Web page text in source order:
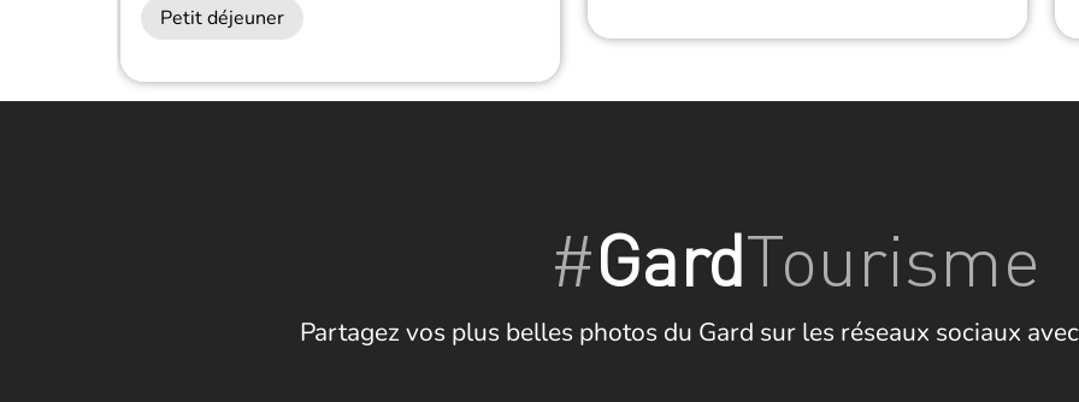
Petit déjeuner
#GardTourisme
Partagez vos plus belles photos du Gard sur les réseaux sociaux